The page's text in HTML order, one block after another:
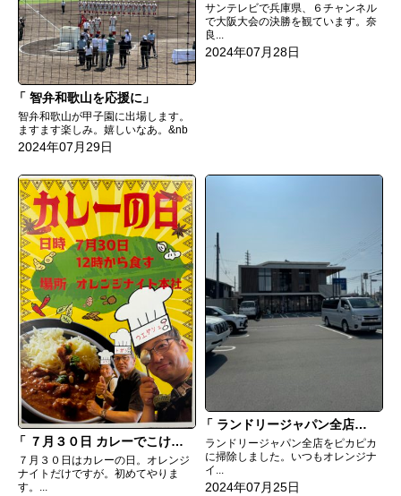
智弁和歌山を応援に
智弁和歌山が甲子園に出場します。
ますます楽しみ。嬉しいなあ。&nb
2024年07月29日
サンテレビで兵庫県、６チャンネル
で大阪大会の決勝を観ています。奈
良...
2024年07月28日
７月３０日 カレーでこけら落とし
７月３０日はカレーの日。オレンジ
ナイトだけですが。初めてやりま
す。...
ランドリージャパン全店をピカピカに
ランドリージャパン全店をピカピカ
に掃除しました。いつもオレンジナ
イ...
2024年07月25日